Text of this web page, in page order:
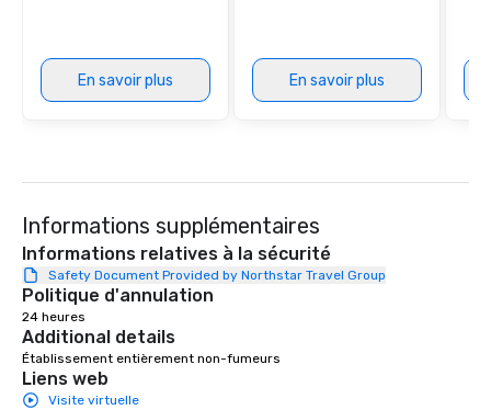
En savoir plus En savoir plus
Informations supplémentaires
Informations relatives à la sécurité
Safety Document Provided by Northstar Travel Group
Politique d'annulation
24 heures
Additional details
Établissement entièrement non-fumeurs
Liens web
Visite virtuelle